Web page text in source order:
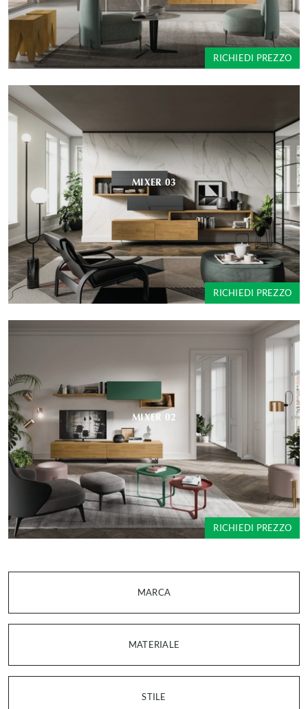
MARCA
MATERIALE
STILE
RICHIEDI PREZZO
MIXER 03
RICHIEDI PREZZO
MIXER 02
RICHIEDI PREZZO